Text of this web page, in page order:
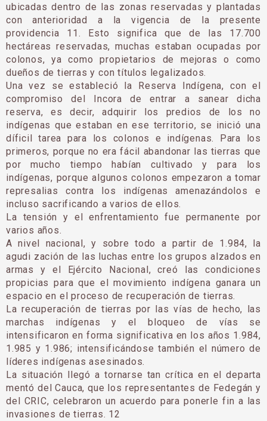
ubicadas dentro de las zonas reservadas y plantadas
con anterioridad a la vigencia de la presente
providencia 11. Esto significa que de las 17.700
hectáreas reservadas, muchas estaban ocupadas por
colonos, ya como propietarios de mejoras o como
dueños de tierras y con títulos legalizados.
Una vez se estableció la Reserva Indígena, con el
compromiso del Incora de entrar a sanear dicha
reserva, es decir, adquirir los predios de los no
indígenas que estaban en ese territorio, se inició una
díficil tarea para los colonos e indígenas. Para los
primeros, porque no era fácil abandonar las tierras que
por mucho tiempo habían cultivado y para los
indígenas, porque algunos colonos empezaron a tomar
represalias contra los indígenas amenazándolos e
incluso sacrificando a varios de ellos.
La tensión y el enfrentamiento fue permanente por
varios años.
A nivel nacional, y sobre todo a partir de 1.984, la
agudi zación de las luchas entre los grupos alzados en
armas y el Ejército Nacional, creó las condiciones
propicias para que el movimiento indígena ganara un
espacio en el proceso de recuperación de tierras.
La recuperación de tierras por las vías de hecho, las
marchas indígenas y el bloqueo de vías se
intensificaron en forma significativa en los años 1.984,
1.985 y 1.986; intensificándose también el número de
líderes indígenas asesinados.
La situación llegó a tornarse tan crítica en el departa
mentó del Cauca, que los representantes de Fedegán y
del CRIC, celebraron un acuerdo para ponerle fin a las
invasiones de tierras. 12